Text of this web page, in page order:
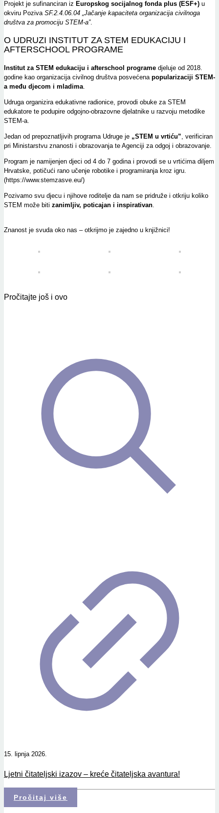
Projekt je sufinanciran iz Europskog socijalnog fonda plus (ESF+) u
okviru Poziva SF.2.4.06.04 „Jačanje kapaciteta organizacija civilnoga
društva za promociju STEM-a”.
O UDRUZI INSTITUT ZA STEM EDUKACIJU I
AFTERSCHOOL PROGRAME
Institut za STEM edukaciju i afterschool programe djeluje od 2018.
godine kao organizacija civilnog društva posvećena popularizaciji STEM-
a među djecom i mladima
Udruga organizira edukativne radionice, provodi obuke za STEM
edukatore te podupire odgojno-obrazovne djelatnike u razvoju metodike
STEM-a.
Jedan od prepoznatljivih programa Udruge je „STEM u vrtiću” , verificiran
pri Ministarstvu znanosti i obrazovanja te Agenciji za odgoj i obrazovanje.
Program je namijenjen djeci od 4 do 7 godina i provodi se u vrtićima diljem
Hrvatske, potičući rano učenje robotike i programiranja kroz igru.
(https://www.stemzasve.eu/)
Pozivamo svu djecu i njihove roditelje da nam se pridruže i otkriju koliko
STEM može biti zanimljiv, poticajan i inspirativan
Znanost je svuda oko nas – otkrijmo je zajedno u knjižnici!
Pročitajte još i ovo
15. lipnja 2026.
Ljetni čitateljski izazov – kreće čitateljska avantura!
Pročitaj više